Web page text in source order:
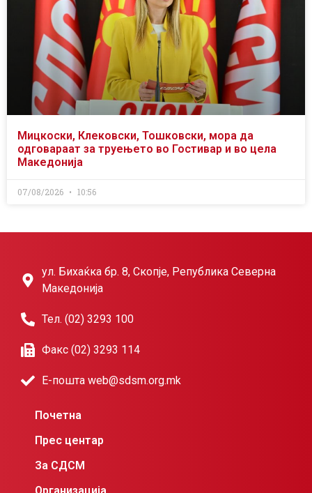
Мицкоски, Клековски, Тошковски, мора да
одговараат за труењето во Гостивар и во цела
Македонија
07/08/2026 10:56
ул. Бихаќка бр. 8, Скопје, Република Северна
Македонија
Тел. (02) 3293 100
Факс (02) 3293 114
Е-пошта web@sdsm.org.mk
Почетна
Прес центар
За СДСМ